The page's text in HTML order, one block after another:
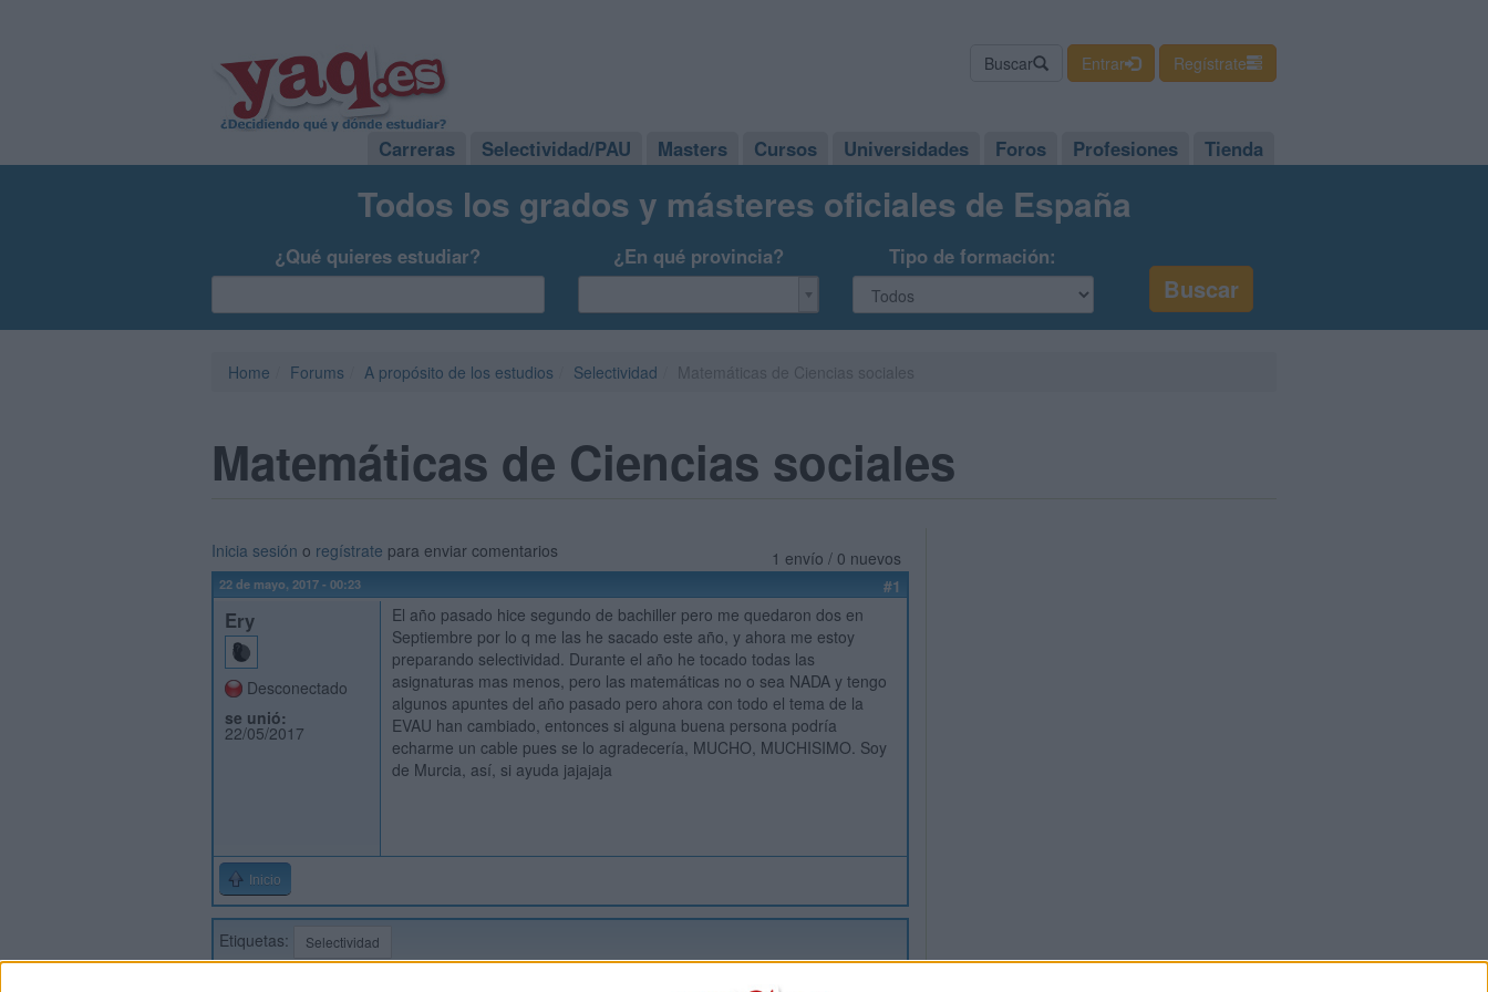
Buscar Entrar Regístrate
Carreras Selectividad/PAU Masters Cursos Universidades Foros Profesiones Tienda
Todos los grados y másteres oficiales de España
¿Qué quieres estudiar? ¿En qué provincia? Tipo de formación:
Home Forums A propósito de los estudios Selectividad
Matemáticas de Ciencias sociales
1 envío / 0 nuevos
Inicia sesión o regístrate para enviar comentarios
22 de mayo, 2017 - 00:23 #1
Ery
Desconectado
se unió:
22/05/2017
El año pasado hice segundo de bachiller pero me quedaron dos en
Septiembre por lo q me las he sacado este año, y ahora me estoy
preparando selectividad. Durante el año he tocado todas las
asignaturas mas menos, pero las matemáticas no o sea NADA y tengo
algunos apuntes del año pasado pero ahora con todo el tema de la
EVAU han cambiado, entonces si alguna buena persona podría
echarme un cable pues se lo agradecería, MUCHO, MUCHISIMO. Soy
de Murcia, así, si ayuda jajajaja
Inicio
Etiquetas: Selectividad